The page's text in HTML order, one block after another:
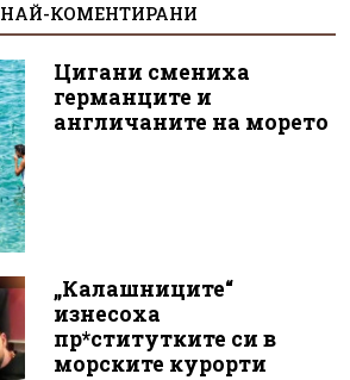
НАЙ-КОМЕНТИРАНИ
Цигани смениха
германците и
англичаните на морето
„Калашниците“
изнесоха
пр*ститутките си в
морските курорти